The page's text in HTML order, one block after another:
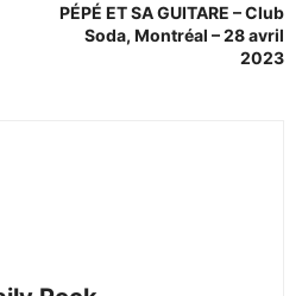
PÉPÉ ET SA GUITARE – Club
Soda, Montréal – 28 avril
2023